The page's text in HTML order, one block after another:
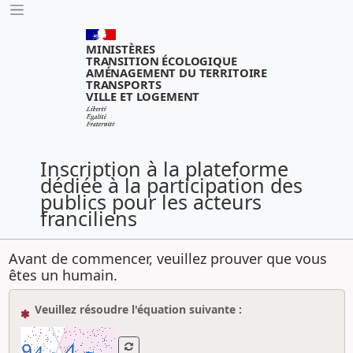
Outils
MINISTÈRES
TRANSITION ÉCOLOGIQUE
AMÉNAGEMENT DU TERRITOIRE
TRANSPORTS
VILLE ET LOGEMENT
Inscription à la plateforme
dédiée à la participation des
publics pour les acteurs
franciliens
Avant de commencer, veuillez prouver que vous
êtes un humain.
Veuillez résoudre l'équation suivante :( Obligatoire )